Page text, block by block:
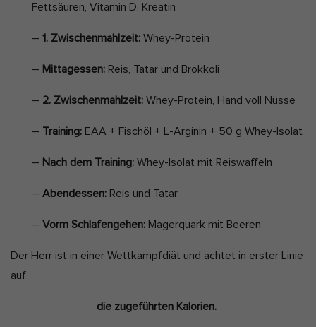
Fettsäuren, Vitamin D, Kreatin
– 1. Zwischenmahlzeit: Whey-Protein
– Mittagessen: Reis, Tatar und Brokkoli
– 2. Zwischenmahlzeit: Whey-Protein, Hand voll Nüsse
– Training: EAA + Fischöl + L-Arginin + 50 g Whey-Isolat
– Nach dem Training: Whey-Isolat mit Reiswaffeln
– Abendessen: Reis und Tatar
– Vorm Schlafengehen: Magerquark mit Beeren
Der Herr ist in einer Wettkampfdiät und achtet in erster Linie
auf
die zugeführten Kalorien.